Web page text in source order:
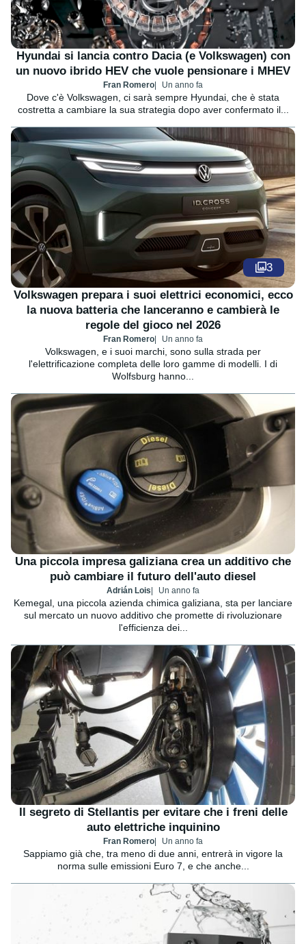
Hyundai si lancia contro Dacia (e Volkswagen) con
un nuovo ibrido HEV che vuole pensionare i MHEV
Fran Romero Un anno fa
Dove c'è Volkswagen, ci sarà sempre Hyundai, che è stata
costretta a cambiare la sua strategia dopo aver confermato il...
3
Volkswagen prepara i suoi elettrici economici, ecco
la nuova batteria che lanceranno e cambierà le
regole del gioco nel 2026
Fran Romero Un anno fa
Volkswagen, e i suoi marchi, sono sulla strada per
l'elettrificazione completa delle loro gamme di modelli. I di
Wolfsburg hanno...
Una piccola impresa galiziana crea un additivo che
può cambiare il futuro dell'auto diesel
Adrián Lois Un anno fa
Kemegal, una piccola azienda chimica galiziana, sta per lanciare
sul mercato un nuovo additivo che promette di rivoluzionare
l'efficienza dei...
Il segreto di Stellantis per evitare che i freni delle
auto elettriche inquinino
Fran Romero Un anno fa
Sappiamo già che, tra meno di due anni, entrerà in vigore la
norma sulle emissioni Euro 7, e che anche...